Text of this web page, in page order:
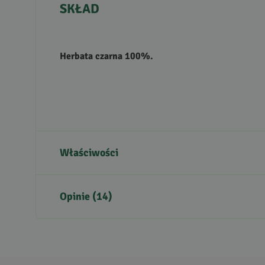
SKŁAD
Herbata czarna 100%.
Właściwości
Opinie (14)